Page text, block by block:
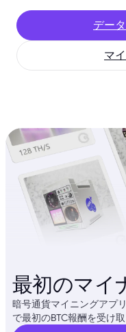
デー
マ
最初のマイ
暗号通貨マイニングアプ
で最初のBTC報酬を受け取